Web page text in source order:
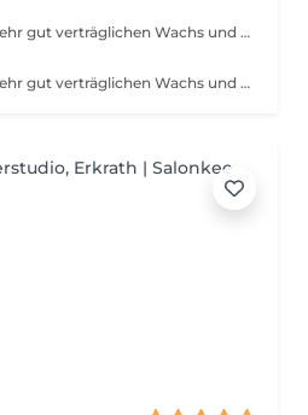
Wir verwenden warmen, sehr gut verträglichen Wachs und das Ergebnis ist eine glatte und weiche Haut für 3-4- Wochen. Bei erhöhtem Zeitaufwand je 5 Min. 6 €.
Wir verwenden warmen, sehr gut verträglichen Wachs und das Ergebnis ist eine glatte und weiche Haut für 3-4- Wochen. Bei erhöhtem Zeitaufwand je 5 Min. 6 €.